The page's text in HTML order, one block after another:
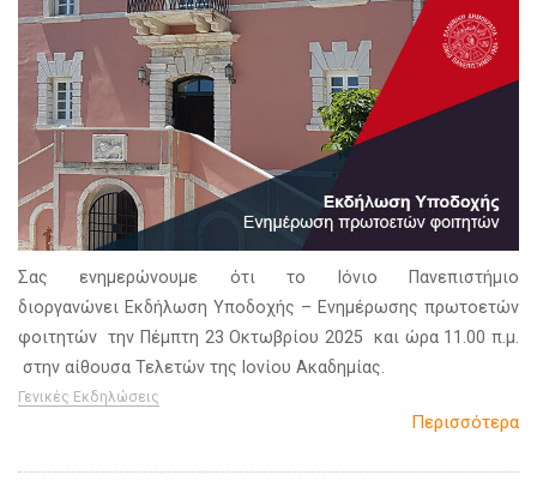
Σας ενημερώνουμε ότι το Ιόνιο Πανεπιστήμιο
διοργανώνει Εκδήλωση Υποδοχής – Ενημέρωσης πρωτοετών
φοιτητών την Πέμπτη 23 Οκτωβρίου 2025 και ώρα 11.00 π.μ.
στην αίθουσα Τελετών της Ιονίου Ακαδημίας.
Γενικές Εκδηλώσεις
Περισσότερα